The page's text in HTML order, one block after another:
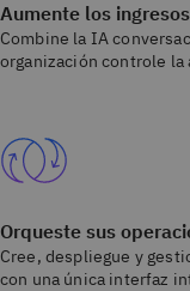
Aumente los
Combine la IA
organización controle la
Orqueste sus
Cree, despliegue y
con una única interfaz